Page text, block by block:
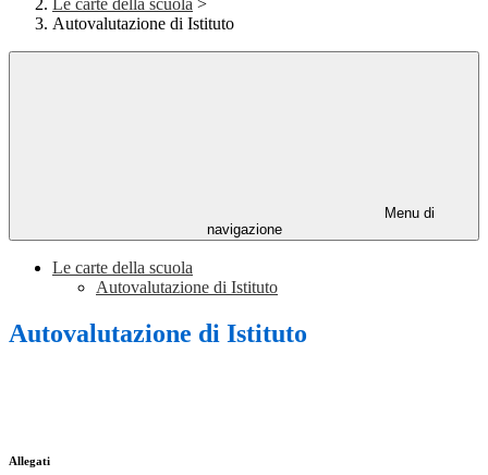
Le carte della scuola >
Autovalutazione di Istituto
Menu di
navigazione
Le carte della scuola
Autovalutazione di Istituto
Autovalutazione di Istituto
Allegati